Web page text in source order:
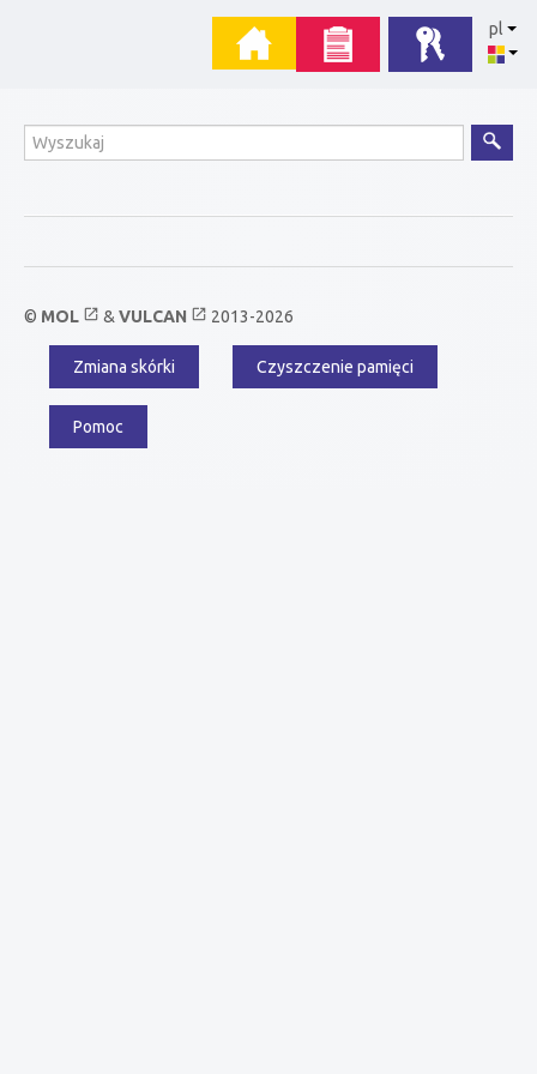
pl
Wyszukiwanie
© MOL open_in_new & VULCAN open_in_new 2013-2026
Menu
dodatkowe
Zmiana skórki Czyszczenie pamięci
Pomoc